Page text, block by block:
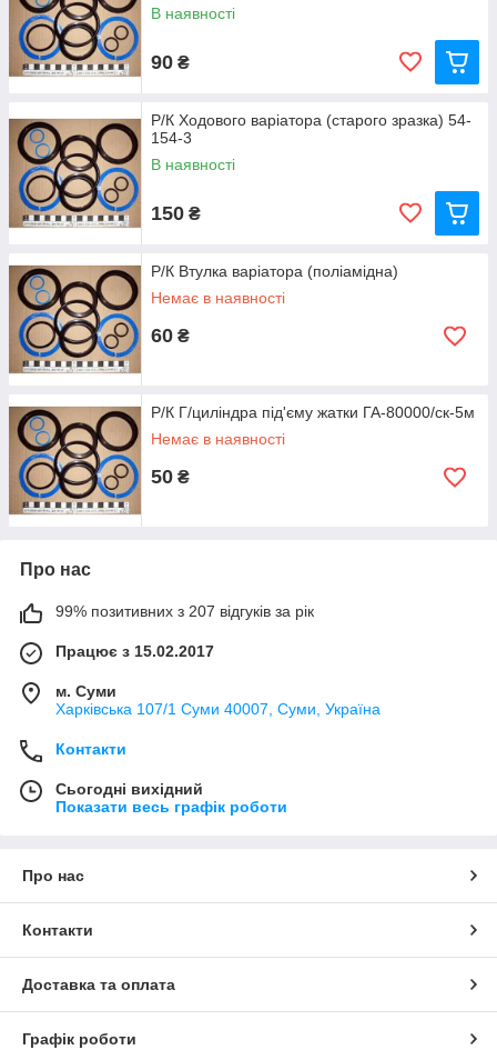
В наявності
90 ₴
Р/К Ходового варіатора (старого зразка) 54-
154-3
В наявності
150 ₴
Р/К Втулка варіатора (поліамідна)
Немає в наявності
60 ₴
Р/К Г/циліндра під'єму жатки ГА-80000/ск-5м
Немає в наявності
50 ₴
Про нас
99% позитивних з 207 відгуків за рік
Працює з 15.02.2017
м. Суми
Харківська 107/1 Суми 40007, Суми, Україна
Контакти
Сьогодні вихідний
Показати весь графік роботи
Про нас
Контакти
Доставка та оплата
Графік роботи